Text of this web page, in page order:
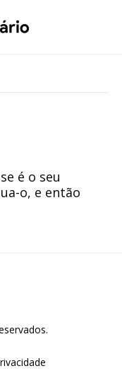
é o seu
o, e então